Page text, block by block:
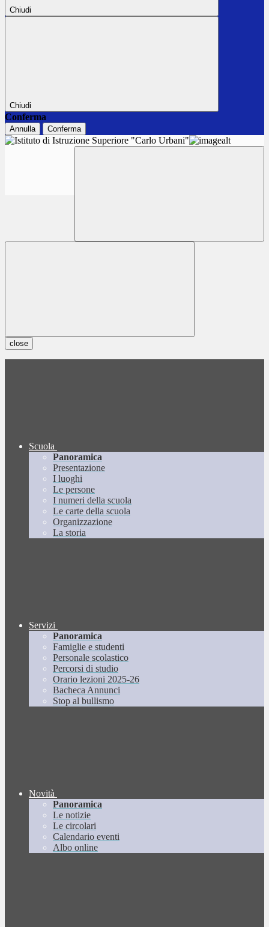
Chiudi
Chiudi
Conferma
Annulla Conferma
close
Scuola
Panoramica
Presentazione
I luoghi
Le persone
I numeri della scuola
Le carte della scuola
Organizzazione
La storia
Servizi
Panoramica
Famiglie e studenti
Personale scolastico
Percorsi di studio
Orario lezioni 2025-26
Bacheca Annunci
Stop al bullismo
Novità
Panoramica
Le notizie
Le circolari
Calendario eventi
Albo online